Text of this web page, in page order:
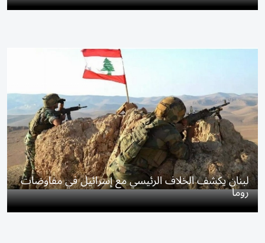
لبنان يكشف الخلاف الرئيسي مع إسرائيل في مفاوضات
روما